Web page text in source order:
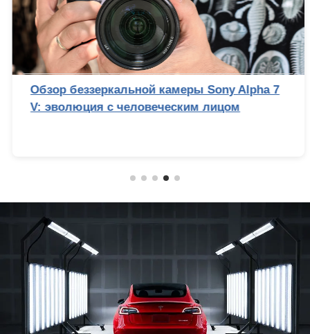
Обзор беззеркальной камеры Sony Alpha 7
V: эволюция с человеческим лицом